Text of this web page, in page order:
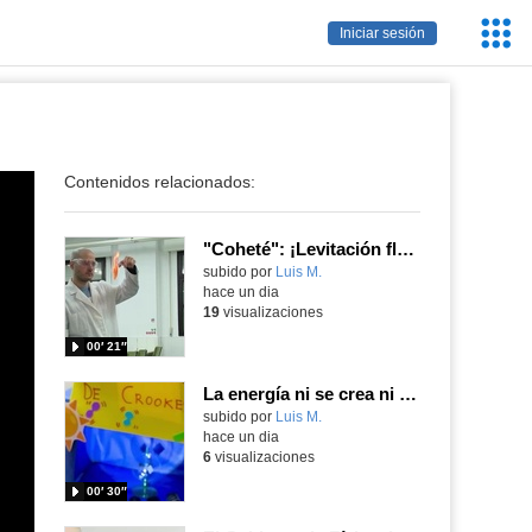
Iniciar sesión
Contenidos relacionados:
"Coheté": ¡Levitación flamígera!
Contenido educativo.
subido por Luis M.
00′ 21″
hace un dia
19visualizaciones
La energía ni se crea ni se destruye... ¡se experimenta! El Tierno en la Feria Madrid es Ciencia 2026
Contenido educativo.
subido por Luis M.
00′ 30″
hace un dia
6visualizaciones